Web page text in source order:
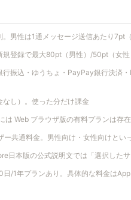
。男性は1通メッセージ送信あたり
規登録で最大80pt（男性）/50pt（女性
行振込・ゆうちょ・PayPay銀行決済
し）。使った分だけ課金
は Web ブラウザ版の有料プランは存
ー共通料金。男性向け・女性向けとい
日本版の公式説明文では「選択した
/1年プランあり。具体的な料金は